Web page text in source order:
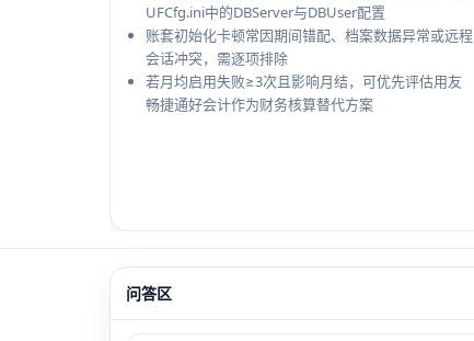
UFCfg.ini中的DBServer与DBUser配置
账套初始化卡顿常因期间错配、档案数据异常或远程
会话冲突，需逐项排除
若月均启用失败≥3次且影响月结，可优先评估用友
畅捷通好会计作为财务核算替代方案
问答区